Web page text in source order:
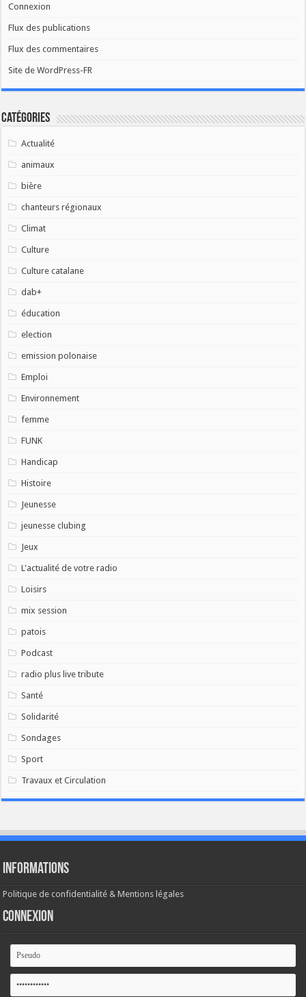
Connexion
Flux des publications
Flux des commentaires
Site de WordPress-FR
Catégories
Actualité
animaux
bière
chanteurs régionaux
Climat
Culture
Culture catalane
dab+
éducation
election
emission polonaise
Emploi
Environnement
femme
FUNK
Handicap
Histoire
Jeunesse
jeunesse clubing
Jeux
L'actualité de votre radio
Loisirs
mix session
patois
Podcast
radio plus live tribute
Santé
Solidarité
Sondages
Sport
Travaux et Circulation
Informations
Politique de confidentialité & Mentions légales
Connexion